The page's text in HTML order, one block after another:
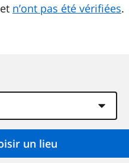
n’ont pas été vérifiées.